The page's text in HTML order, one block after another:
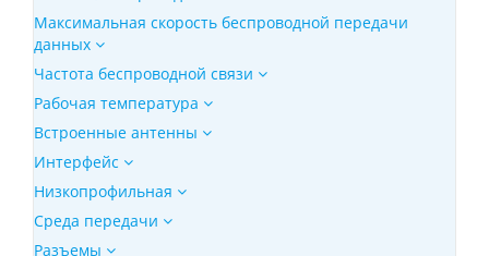
Максимальная скорость беспроводной передачи
данных
Частота беспроводной связи
Рабочая температура
Встроенные антенны
Интерфейс
Низкопрофильная
Среда передачи
Разъемы